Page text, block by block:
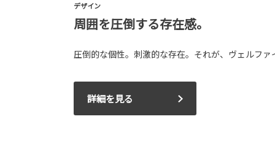
デザイン
周囲を圧倒する存在感。
圧倒的な個性。刺激的な存在。それが、ヴェルフ
詳細を見る